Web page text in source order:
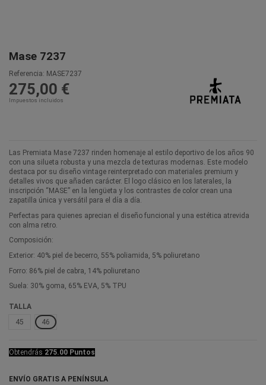
Mase 7237
Referencia: MASE7237
275,00 €
Impuestos incluidos
Las Premiata Mase 7237 rinden homenaje al estilo deportivo de los años 90
con una silueta robusta y una mezcla de texturas modernas. Este modelo
destaca por su diseño vintage reinterpretado con materiales premium y
detalles vivos que añaden carácter. El logo clásico en los laterales, la
inscripción “MASE” en la lengüeta y los contrastes de color crean una
zapatilla única y versátil para el día a día.
Perfectas para quienes aprecian el diseño funcional y una estética atrevida
con alma retro.
Composición:
Exterior: 40% piel de becerro, 55% poliamida, 5% poliuretano
Forro: 86% piel de cabra, 14% poliuretano
Suela: 30% goma, 65% EVA, 5% TPU
TALLA
45
46
Obtendrás 275.00 Puntos
ENVÍO GRATIS A PENÍNSULA